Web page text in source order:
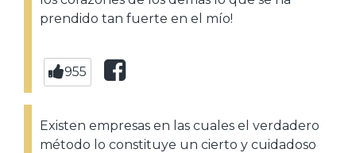
prendido tan fuerte en el mío!
955
Existen empresas en las cuales el verdadero
método lo constituye un cierto y cuidadoso